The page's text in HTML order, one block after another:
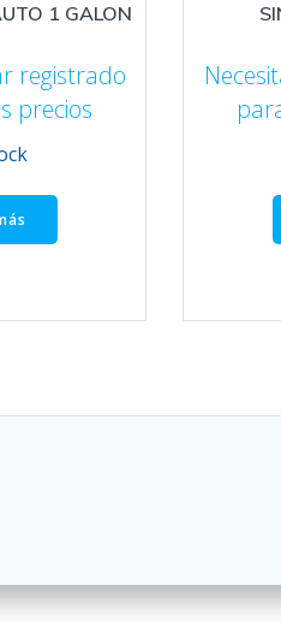
1 GALON
registrado
precios